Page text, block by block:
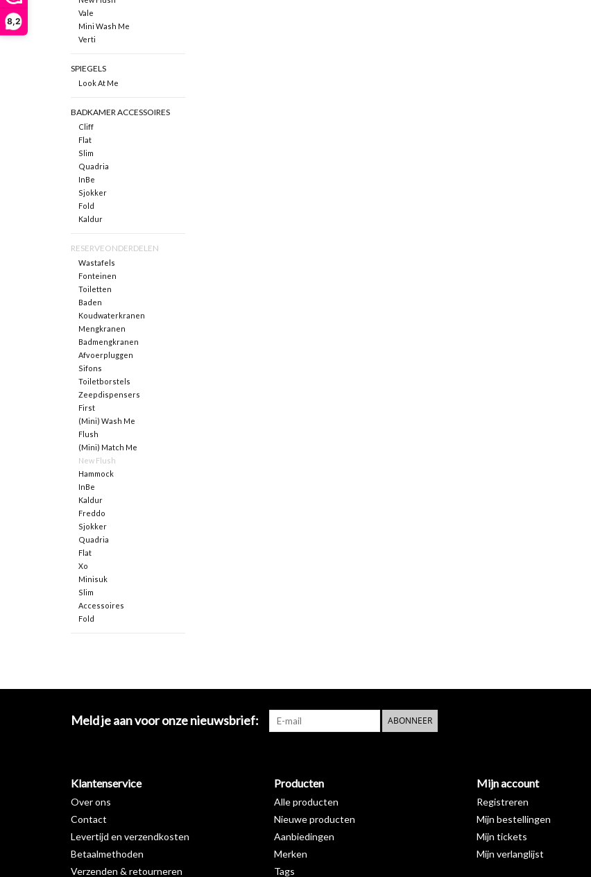
8,2
Vale
Mini Wash Me
Verti
SPIEGELS
Look At Me
BADKAMER ACCESSOIRES
Cliff
Flat
Slim
Quadria
InBe
Sjokker
Fold
Kaldur
RESERVEONDERDELEN
Wastafels
Fonteinen
Toiletten
Baden
Koudwaterkranen
Mengkranen
Badmengkranen
Afvoerpluggen
Sifons
Toiletborstels
Zeepdispensers
First
(Mini) Wash Me
Flush
(Mini) Match Me
New Flush
Hammock
InBe
Kaldur
Freddo
Sjokker
Quadria
Flat
Xo
Minisuk
Slim
Accessoires
Fold
Meld je aan voor onze nieuwsbrief: ABONNEER
Klantenservice
Over ons
Contact
Levertijd en verzendkosten
Betaalmethoden
Verzenden & retourneren
Producten
Alle producten
Nieuwe producten
Aanbiedingen
Merken
Tags
Mijn account
Registreren
Mijn bestellingen
Mijn tickets
Mijn verlanglijst